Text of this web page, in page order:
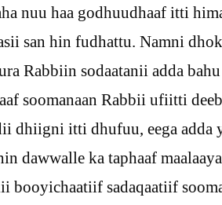
nuu haa godhuudhaaf itti
san hin fudhattu. Namni
Rabbiin sodaatanii adda
soomanaan Rabbii ufiitti
dhiigni itti dhufuu, eega adda
dawwalle ka taphaaf
booyichaatiif sadaqaatiif